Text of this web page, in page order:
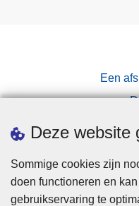
Deze website
Sommige cookies zijn
doen functioneren en
gebruikservaring te
Een